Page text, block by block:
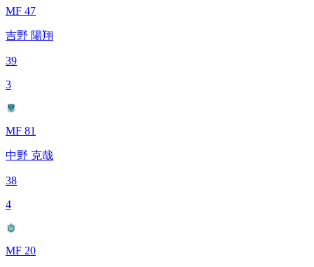
MF 47
吉野 陽翔
39
3
MF 81
中野 克哉
38
4
MF 20